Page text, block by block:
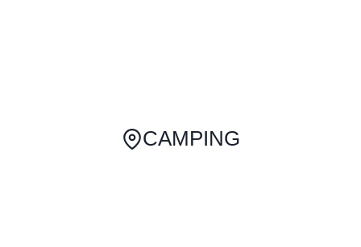
CAMPING